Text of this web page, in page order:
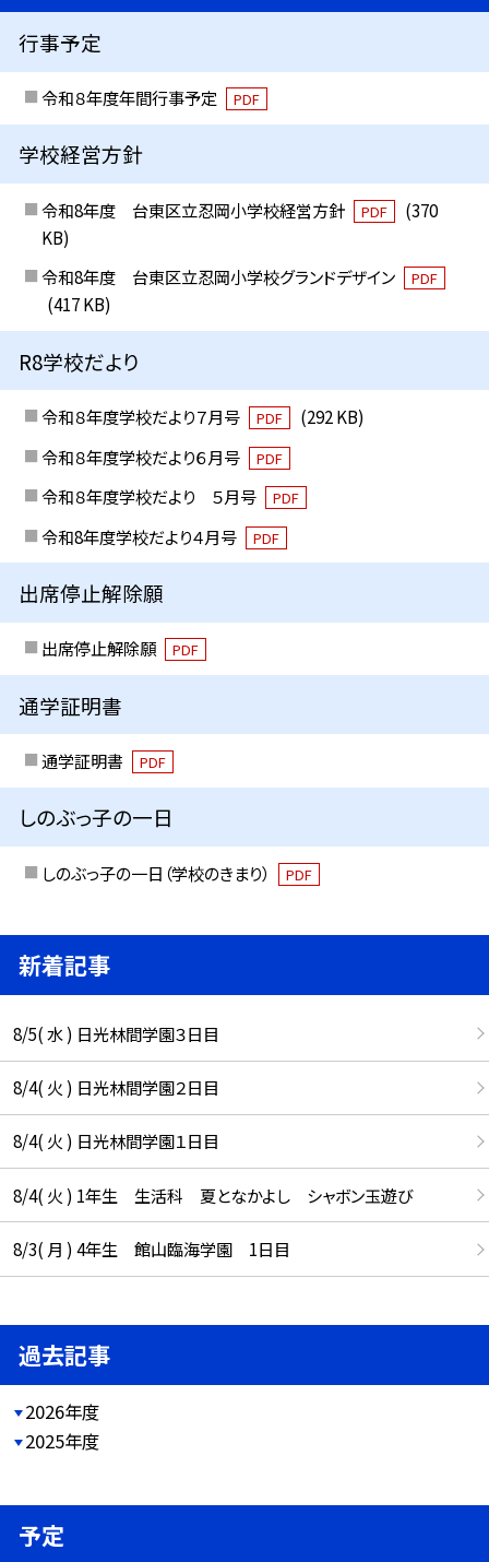
行事予定
令和８年度年間行事予定 PDF
学校経営方針
令和8年度 台東区立忍岡小学校経営方針 PDF
(370
KB)
令和8年度 台東区立忍岡小学校グランドデザイン
PDF
(417 KB)
R8学校だより
令和８年度学校だより７月号 PDF
(292 KB)
令和８年度学校だより６月号
PDF
令和８年度学校だより ５月号 PDF
令和8年度学校だより４月号 PDF
出席停止解除願
出席停止解除願 PDF
通学証明書
通学証明書 PDF
しのぶっ子の一日
しのぶっ子の一日（学校のきまり） PDF
新着記事
8/5( 水 ) 日光林間学園３日目
8/4( 火 ) 日光林間学園２日目
8/4( 火 ) 日光林間学園１日目
8/4( 火 ) 1年生 生活科 夏となかよし シャボン玉遊び
8/3( 月 ) 4年生 館山臨海学園 1日目
過去記事
2026年度
2025年度
予定